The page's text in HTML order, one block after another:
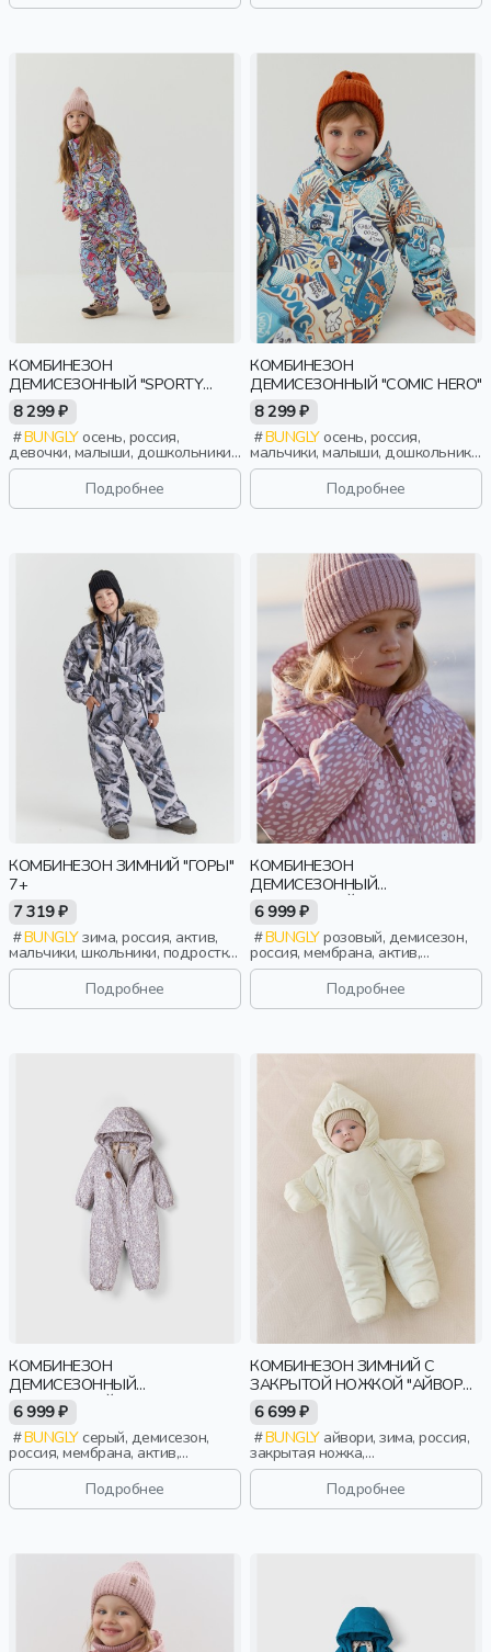
КОМБИНЕЗОН
ДЕМИСЕЗОННЫЙ "SPORTY
GIRL"
8 299 ₽
BUNGLYосень, россия,
девочки, малыши, дошкольники,
дети
Подробнее
КОМБИНЕЗОН
ДЕМИСЕЗОННЫЙ "COMIC HERO"
8 299 ₽
BUNGLYосень, россия,
мальчики, малыши, дошкольники,
дети
Подробнее
КОМБИНЕЗОН ЗИМНИЙ "ГОРЫ"
7+
7 319 ₽
BUNGLYзима, россия, актив,
мальчики, школьники, подростки,
дети
Подробнее
КОМБИНЕЗОН
ДЕМИСЕЗОННЫЙ
МЕМБРАННЫЙ "СОЛНЕЧНЫЕ
ЗАЙЧИКИ - РОЗОВЫЙ" 0+
6 999 ₽
BUNGLYрозовый, демисезон,
россия, мембрана, актив,
малыши, дети
Подробнее
КОМБИНЕЗОН
ДЕМИСЕЗОННЫЙ
МЕМБРАННЫЙ "СОЛНЕЧНЫЕ
ЗАЙЧИКИ - СЕРЫЙ" 0+
6 999 ₽
BUNGLYсерый, демисезон,
россия, мембрана, актив,
малыши, дети
Подробнее
КОМБИНЕЗОН ЗИМНИЙ С
ЗАКРЫТОЙ НОЖКОЙ "АЙВОРИ"
0+
6 699 ₽
BUNGLYайвори, зима, россия,
закрытая ножка,
новорожденные, дети
Подробнее